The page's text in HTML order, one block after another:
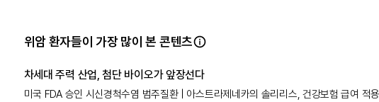
위암 환자들이 가장 많이 본 콘텐츠
차세대 주력 산업, 첨단 바이오가 앞장선다
미국 FDA 승인 시신경척수염 범주질환 | 아스트라제네카의 솔리리스, 건강보험 급여 적용